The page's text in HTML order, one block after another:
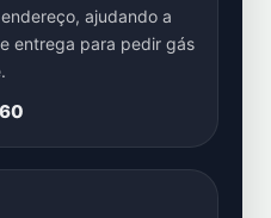
ajudando a
entrega para pedir gás